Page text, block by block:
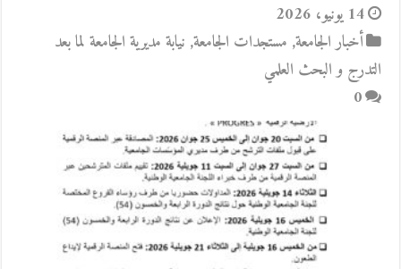
14 يونيو، 2026
أخبار الجامعة, مستجدات الجامعة, نيابة مديرية الجامعة لما بعد
التدرج و البحث العلمي
0